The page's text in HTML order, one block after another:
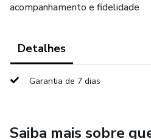
acompanhamento e fidelidade
Detalhes
Garantia de 7 dias
Saiba mais sobre